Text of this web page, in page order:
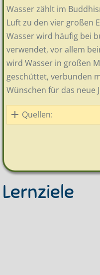
Wasser zählt im
Luft zu den vier großen
Wasser wird häufig bei
verwendet, vor allem
wird Wasser in großen
geschüttet, verbunden
Wünschen für das neue
Quellen:
Lernziele